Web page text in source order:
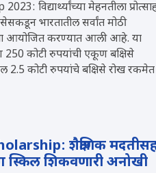
विद्यार्थ्यांच्या मेहनतीला
भारतातील सर्वांत मोठी
आयोजित करण्यात आली आहे. या
कोटी रुपयांची एकूण बक्षिसे
2.5 कोटी रुपयांचे बक्षिसे रोख रकमेत
शैक्षणिक
स्किल शिकवणारी अनोखी